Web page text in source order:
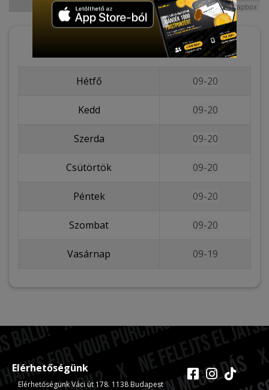
Leaflet| Map data ©OpenStreetMapcontributors, Imagery ©Mapbox
Nyitvatartás
Hétfő 09-20
Kedd 09-20
Szerda 09-20
Csütörtök 09-20
Péntek 09-20
Szombat 09-20
Vasárnap 09-19
Elérhetőségünk
Elérhetőségünk Váci út 178. 1138 Budapest